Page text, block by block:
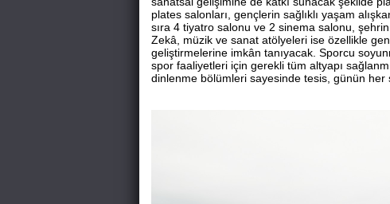
plates salonları, gençlerin sağlıklı yaşam
sıra 4 tiyatro salonu ve 2 sinema salonu,
Zekâ, müzik ve sanat atölyeleri ise özellikle
geliştirmelerine imkân tanıyacak. Sporcu
spor faaliyetleri için gerekli tüm altyapı
dinlenme bölümleri sayesinde tesis, günün